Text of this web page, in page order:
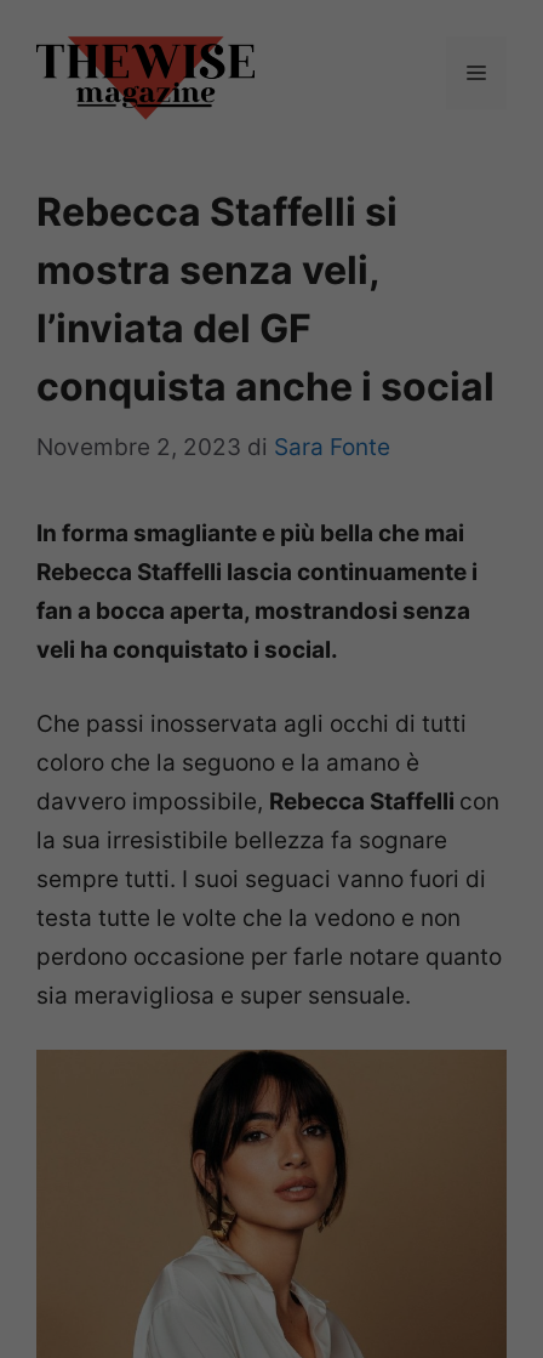
contenuto
Menu
Rebecca Staffelli si
mostra senza veli,
l’inviata del GF
conquista anche i social
Novembre 2, 2023 di Sara Fonte
In forma smagliante e più bella che mai
Rebecca Staffelli lascia continuamente i
fan a bocca aperta, mostrandosi senza
veli ha conquistato i social.
Che passi inosservata agli occhi di tutti
coloro che la seguono e la amano è
davvero impossibile, Rebecca Staffelli con
la sua irresistibile bellezza fa sognare
sempre tutti. I suoi seguaci vanno fuori di
testa tutte le volte che la vedono e non
perdono occasione per farle notare quanto
sia meravigliosa e super sensuale.